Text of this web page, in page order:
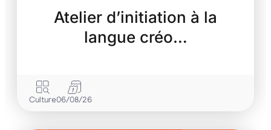
Atelier d’initiation à la
langue créo…
Culture06/08/26